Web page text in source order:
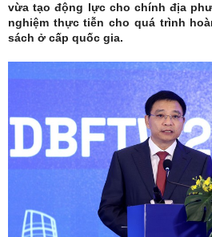
vừa tạo động lực cho chính địa
nghiệm thực tiễn cho quá trình
sách ở cấp quốc gia.